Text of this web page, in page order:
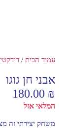
עמוד הבית / דידקטי
אבני חן גוגו
180.00 ₪
המלאי אזל
משחק יצירתי זה מציע 2 פעילויות